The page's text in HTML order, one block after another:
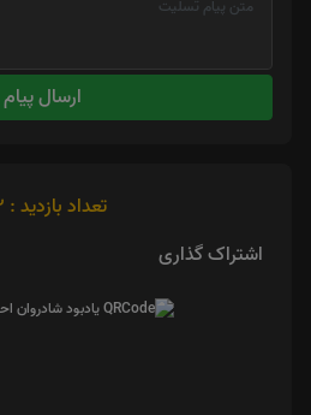
ارسال پیام
تعداد بازدید : 212
اشتراک گذاری